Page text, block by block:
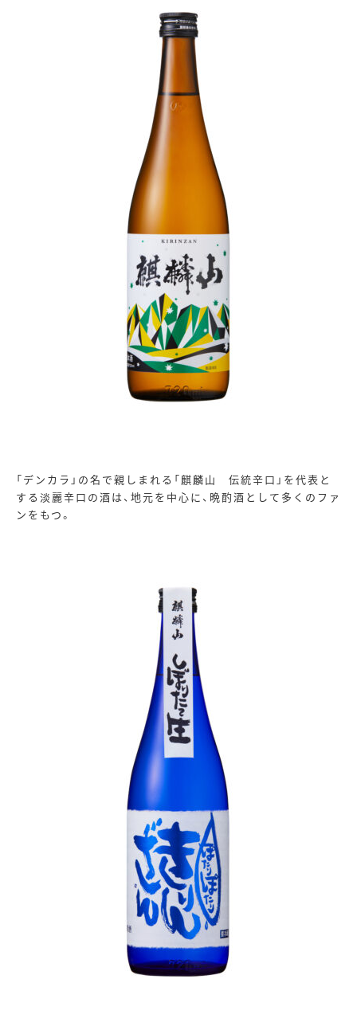
「デンカラ」の名で親しまれる「麒麟山 伝統辛口」を代表と
する淡麗辛口の酒は、地元を中心に、晩酌酒として多くのファ
ンをもつ。